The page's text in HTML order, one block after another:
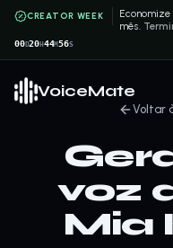
CREATOR WEEK Economize
mês.
00D20H 44M56S
VoiceMate
Voltar
voz
Mia